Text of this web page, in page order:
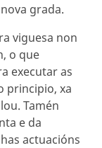
grada.
viguesa non
o que
executar as
principio, xa
Tamén
e da
actuacións